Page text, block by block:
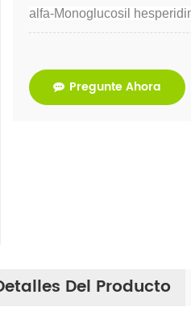
alfa-Monoglucosil
Pregunte Ahora
Del Producto